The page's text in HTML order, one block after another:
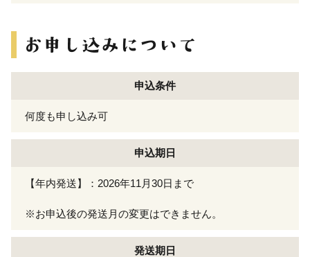
申込条件
何度も申し込み可
申込期日
【年内発送】：2026年11月30日まで
※お申込後の発送月の変更はできません。
発送期日